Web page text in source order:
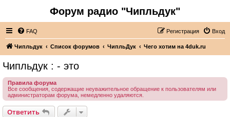
Форум радио "Чипльдук"
FAQ Вход
Регистрация
Чипльдук Список форумов ЧипльДук Чего хотим на 4duk.ru
Чипльдук : - это
Правила форума
Все сообщения, содержащие неуважительное обращение к пользователям или
администраторам форума, немедленно удаляются.
Ответить